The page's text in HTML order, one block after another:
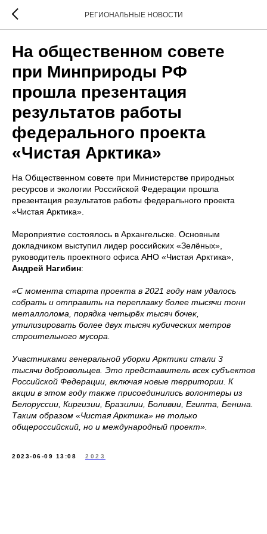
РЕГИОНАЛЬНЫЕ НОВОСТИ
На общественном совете
при Минприроды РФ
прошла презентация
результатов работы
федерального проекта
«Чистая Арктика»
На Общественном совете при Министерстве природных
ресурсов и экологии Российской Федерации прошла
презентация результатов работы федерального проекта
«Чистая Арктика».
Мероприятие состоялось в Архангельске. Основным
докладчиком выступил лидер российских «Зелёных»,
руководитель проектного офиса АНО «Чистая Арктика»,
Андрей Нагибин:
«С момента старта проекта в 2021 году нам удалось
собрать и отправить на переплавку более тысячи тонн
металлолома, порядка четырёх тысяч бочек,
утилизировать более двух тысяч кубических метров
строительного мусора.
Участниками генеральной уборки Арктики стали 3
тысячи добровольцев. Это представитель всех субъектов
Российской Федерации, включая новые территории. К
акции в этом году также присоединились волонтеры из
Белоруссии, Киргизии, Бразилии, Боливии, Египта, Бенина.
Таким образом «Чистая Арктика» не только
общероссийский, но и международный проект».
2023-06-09 13:08 2023